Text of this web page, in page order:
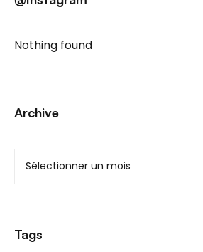
Nothing found
Archive
Tags